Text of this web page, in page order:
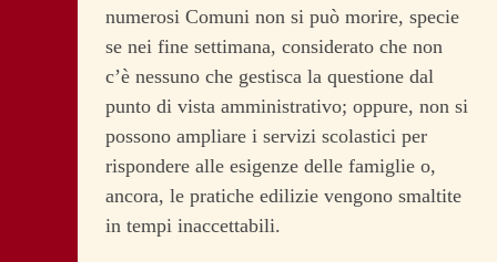
numerosi Comuni non si può morire, specie
se nei fine settimana, considerato che non
c’è nessuno che gestisca la questione dal
punto di vista amministrativo; oppure, non si
possono ampliare i servizi scolastici per
rispondere alle esigenze delle famiglie o,
ancora, le pratiche edilizie vengono smaltite
in tempi inaccettabili.